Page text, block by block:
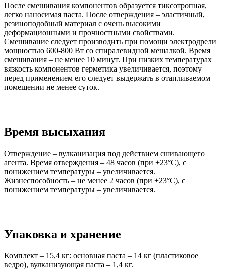
После смешивания компонентов образуется тиксотропная,
легко наносимая паста. После отверждения – эластичный,
резиноподобный материал с очень высокими
деформационными и прочностными свойствами.
Смешивание следует производить при помощи электродрели
мощностью 600-800 Вт со спиралевидной мешалкой. Время
смешивания – не менее 10 минут. При низких температурах
вязкость компонентов герметика увеличивается, поэтому
перед применением его следует выдержать в отапливаемом
помещении не менее суток.
Время высыхания
Отверждение – вулканизация под действием сшивающего
агента. Время отверждения – 48 часов (при +23°С), с
понижением температуры – увеличивается.
Жизнеспособность – не менее 2 часов (при +23°С), с
понижением температуры – увеличивается.
Упаковка и хранение
Комплект – 15,4 кг: основная паста – 14 кг (пластиковое
ведро), вулканизующая паста – 1,4 кг.